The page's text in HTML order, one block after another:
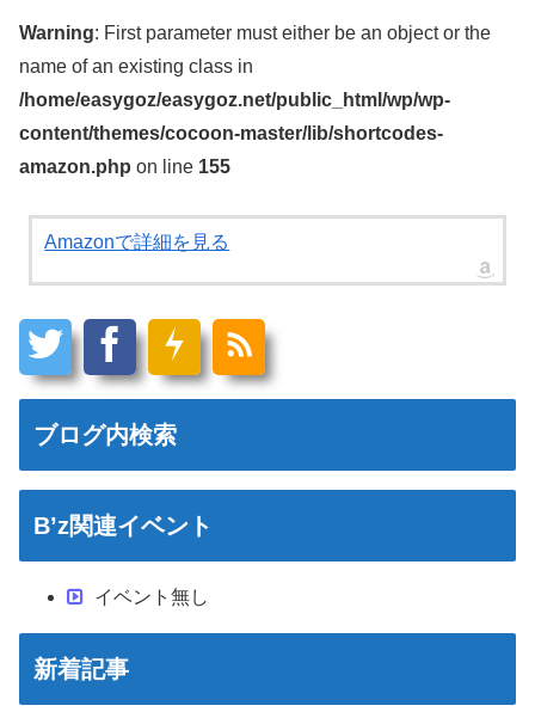
Warning: First parameter must either be an object or the
name of an existing class in
/home/easygoz/easygoz.net/public_html/wp/wp-
content/themes/cocoon-master/lib/shortcodes-
amazon.php on line 155
Amazonで詳細を見る
ブログ内検索
B’z関連イベント
イベント無し
新着記事